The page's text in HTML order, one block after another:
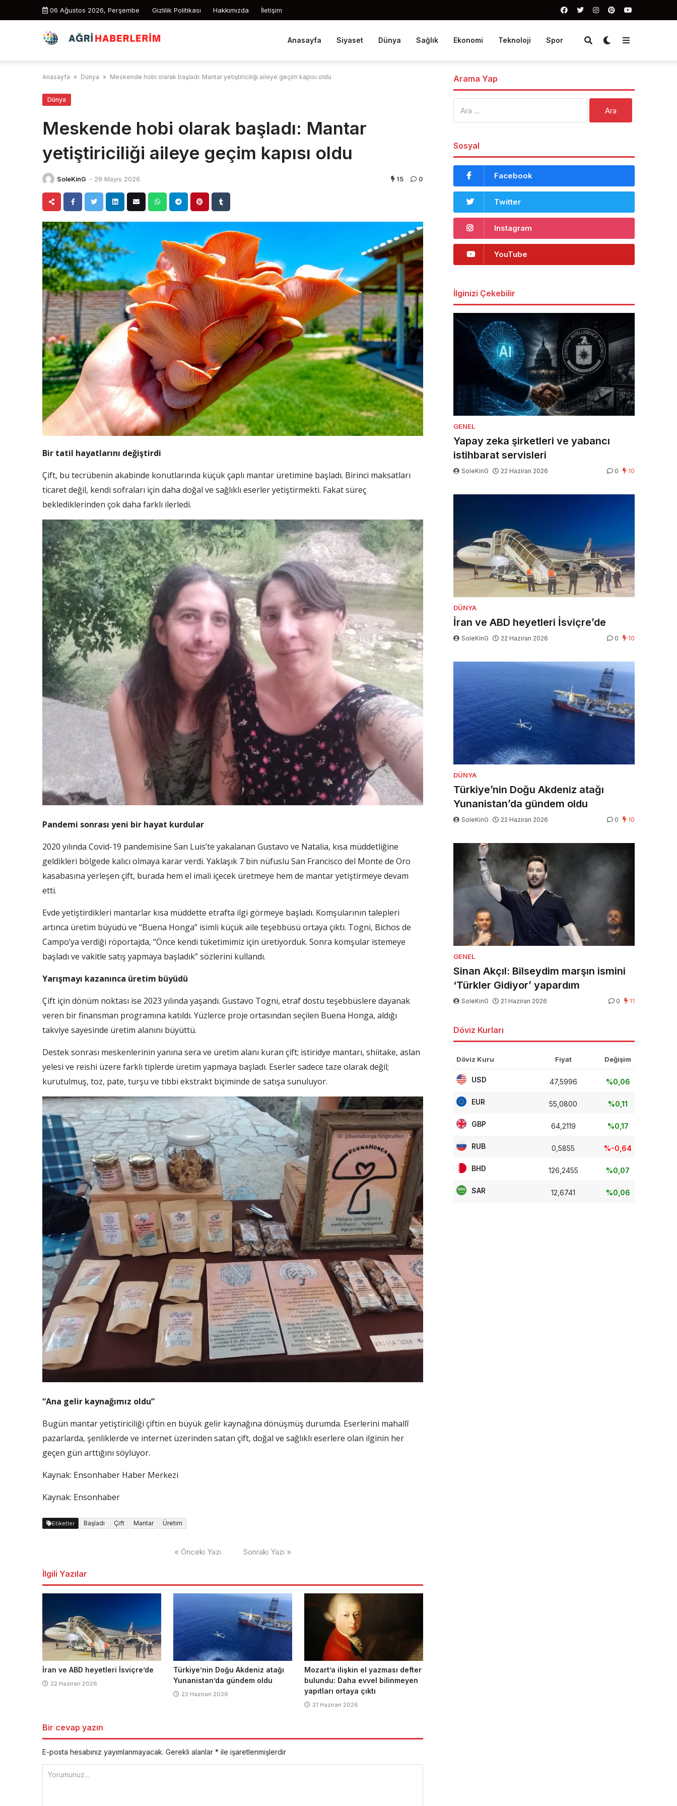
06 Ağustos 2026, Perşembe Gizlilik Politikası Hakkımızda İletişim
Anasayfa Siyaset Dünya Sağlık Ekonomi Teknoloji Spor
Anasayfa » Dünya » Meskende hobi olarak başladı: Mantar yetiştiriciliği aileye geçim kapısı oldu
Dünya
Meskende hobi olarak başladı: Mantar
yetiştiriciliği aileye geçim kapısı oldu
SoleKinG - 29 Mayıs 2026 15 0
Bir tatil hayatlarını değiştirdi
Çift, bu tecrübenin akabinde konutlarında küçük çaplı mantar üretimine başladı. Birinci maksatları
ticaret değil, kendi sofraları için daha doğal ve sağlıklı eserler yetiştirmekti. Fakat süreç
beklediklerinden çok daha farklı ilerledi.
Pandemi sonrası yeni bir hayat kurdular
2020 yılında Covid-19 pandemisine San Luis’te yakalanan Gustavo ve Natalia, kısa müddetliğine
geldikleri bölgede kalıcı olmaya karar verdi. Yaklaşık 7 bin nüfuslu San Francisco del Monte de Oro
kasabasına yerleşen çift, burada hem el imali içecek üretmeye hem de mantar yetiştirmeye devam
etti.
Evde yetiştirdikleri mantarlar kısa müddette etrafta ilgi görmeye başladı. Komşularının talepleri
artınca üretim büyüdü ve “Buena Honga” isimli küçük aile teşebbüsü ortaya çıktı. Togni, Bichos de
Campo’ya verdiği röportajda, “Önce kendi tüketimimiz için üretiyorduk. Sonra komşular istemeye
başladı ve vakitle satış yapmaya başladık” sözlerini kullandı.
Yarışmayı kazanınca üretim büyüdü
Çift için dönüm noktası ise 2023 yılında yaşandı. Gustavo Togni, etraf dostu teşebbüslere dayanak
veren bir finansman programına katıldı. Yüzlerce proje ortasından seçilen Buena Honga, aldığı
takviye sayesinde üretim alanını büyüttü.
Destek sonrası meskenlerinin yanına sera ve üretim alanı kuran çift; istiridye mantarı, shiitake, aslan
yelesi ve reishi üzere farklı tiplerde üretim yapmaya başladı. Eserler sadece taze olarak değil;
kurutulmuş, toz, pate, turşu ve tıbbi ekstrakt biçiminde de satışa sunuluyor.
“Ana gelir kaynağımız oldu”
Bugün mantar yetiştiriciliği çiftin en büyük gelir kaynağına dönüşmüş durumda. Eserlerini mahallî
pazarlarda, şenliklerde ve internet üzerinden satan çift, doğal ve sağlıklı eserlere olan ilginin her
geçen gün arttığını söylüyor.
Kaynak: Ensonhaber Haber Merkezi
Kaynak: Ensonhaber
Etiketler Başladı Çift Mantar Üretim
« Önceki Yazı Sonraki Yazı »
İlgili Yazılar
İran ve ABD heyetleri İsviçre’de
22 Haziran 2026
Türkiye’nin Doğu Akdeniz atağı
Yunanistan’da gündem oldu
22 Haziran 2026
Mozart’a ilişkin el yazması defter
bulundu: Daha evvel bilinmeyen
yapıtları ortaya çıktı
21 Haziran 2026
Bir cevap yazın
E-posta hesabınız yayımlanmayacak. Gerekli alanlar * ile işaretlenmişlerdir
Arama Yap
Sosyal
Facebook
Twitter
Instagram
YouTube
İlginizi Çekebilir
GENEL
Yapay zeka şirketleri ve yabancı
istihbarat servisleri
SoleKinG 22 Haziran 2026 0 10
DÜNYA
İran ve ABD heyetleri İsviçre’de
SoleKinG 22 Haziran 2026 0 10
DÜNYA
Türkiye’nin Doğu Akdeniz atağı
Yunanistan’da gündem oldu
SoleKinG 22 Haziran 2026 0 10
GENEL
Sinan Akçıl: Bilseydim marşın ismini
‘Türkler Gidiyor’ yapardım
SoleKinG 21 Haziran 2026 0 11
Döviz Kurları
Döviz Kuru Fiyat Değişim
USD 47,5996 %0,06
EUR 55,0800 %0,11
GBP 64,2119 %0,17
RUB 0,5855 %-0,64
BHD 126,2455 %0,07
SAR 12,6741 %0,06